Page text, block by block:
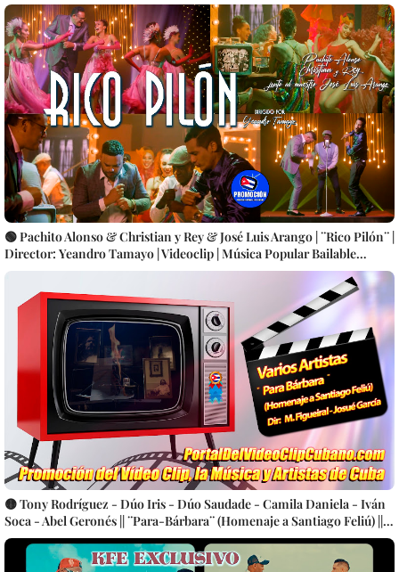
🟢 Pachito Alonso & Christian y Rey & José Luis Arango | ¨Rico Pilón¨ |
Director: Yeandro Tamayo | Videoclip | Música Popular Bailable
Cubana | Artistas Cubanos | Canción | CUBA
🟡 Tony Rodríguez - Dúo Iris - Dúo Saudade - Camila Daniela - Iván
Soca - Abel Geronés || ¨Para-Bárbara¨ (Homenaje a Santiago Feliú) ||
Dirección: Mauricio Figueiral - Josué García || Videoclip || Música
Cubana || Trova || CUBA